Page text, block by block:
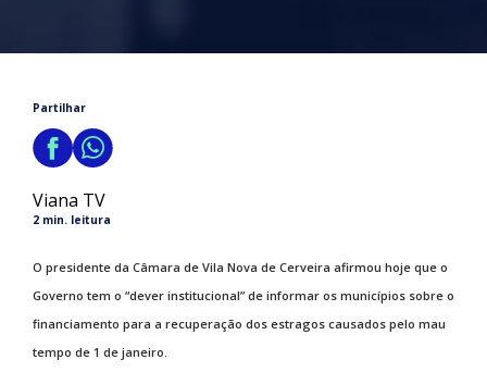
Partilhar
Viana TV
2 min. leitura
O presidente da Câmara de Vila Nova de Cerveira afirmou hoje que o
Governo tem o “dever institucional” de informar os municípios sobre o
financiamento para a recuperação dos estragos causados pelo mau
tempo de 1 de janeiro.